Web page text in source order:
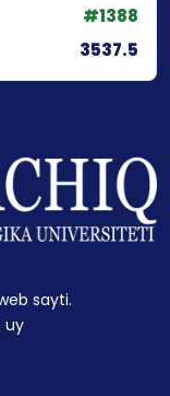
#1388
3537.5
sayti.
uy